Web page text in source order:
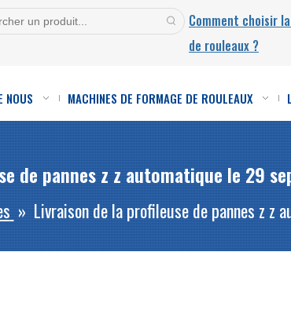
Comment choisir
de rouleaux ?
NOUS MACHINES DE FORMAGE DE ROULEAUX
de pannes z z automatique le 29
» Livraison de la profileuse de pannes z